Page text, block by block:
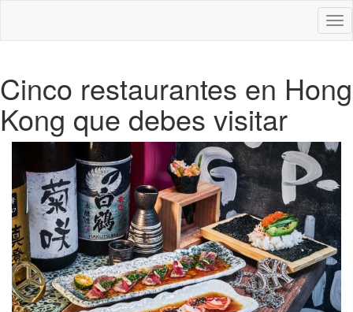
Cinco restaurantes en Hong
Kong que debes visitar